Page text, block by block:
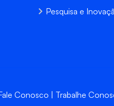
Pesquisa e
Conosco Trabalhe